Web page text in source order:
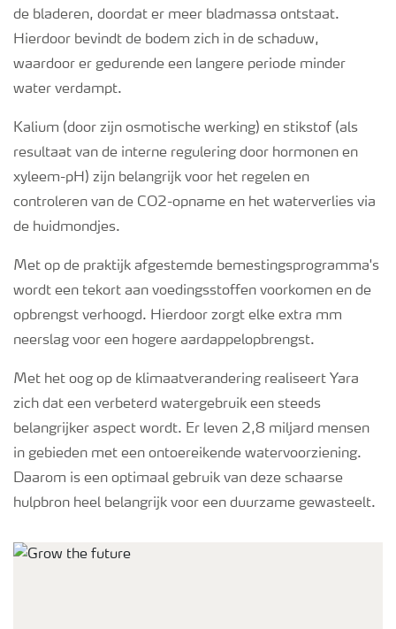
de bladeren, doordat er meer bladmassa ontstaat.
Hierdoor bevindt de bodem zich in de schaduw,
waardoor er gedurende een langere periode minder
water verdampt.
Kalium (door zijn osmotische werking) en stikstof (als
resultaat van de interne regulering door hormonen en
xyleem-pH) zijn belangrijk voor het regelen en
controleren van de CO2-opname en het waterverlies via
de huidmondjes.
Met op de praktijk afgestemde bemestingsprogramma's
wordt een tekort aan voedingsstoffen voorkomen en de
opbrengst verhoogd. Hierdoor zorgt elke extra mm
neerslag voor een hogere aardappelopbrengst.
Met het oog op de klimaatverandering realiseert Yara
zich dat een verbeterd watergebruik een steeds
belangrijker aspect wordt. Er leven 2,8 miljard mensen
in gebieden met een ontoereikende watervoorziening.
Daarom is een optimaal gebruik van deze schaarse
hulpbron heel belangrijk voor een duurzame gewasteelt.